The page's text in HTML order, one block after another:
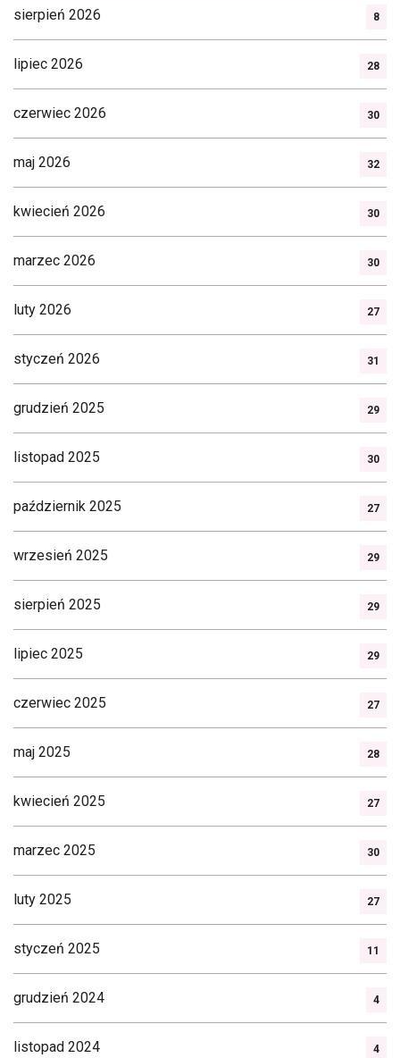
sierpień 2026 8
lipiec 2026 28
czerwiec 2026 30
maj 2026 32
kwiecień 2026 30
marzec 2026 30
luty 2026 27
styczeń 2026 31
grudzień 2025 29
listopad 2025 30
październik 2025 27
wrzesień 2025 29
sierpień 2025 29
lipiec 2025 29
czerwiec 2025 27
maj 2025 28
kwiecień 2025 27
marzec 2025 30
luty 2025 27
styczeń 2025 11
grudzień 2024 4
listopad 2024 4